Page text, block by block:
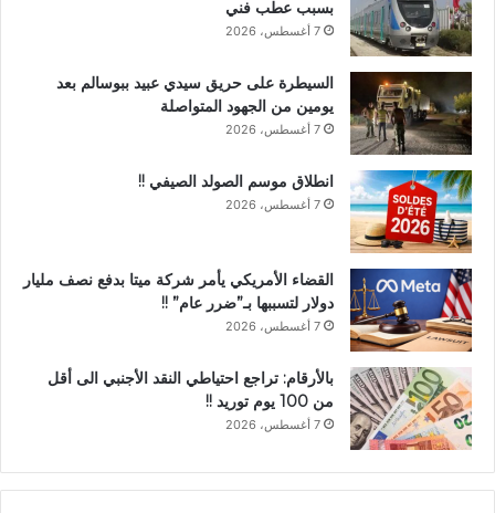
بسبب عطب فني
7 أغسطس، 2026
السيطرة على حريق سيدي عبيد ببوسالم بعد
يومين من الجهود المتواصلة
7 أغسطس، 2026
انطلاق موسم الصولد الصيفي !!
7 أغسطس، 2026
القضاء الأمريكي يأمر شركة ميتا بدفع نصف مليار
دولار لتسببها بـ”ضرر عام” !!
7 أغسطس، 2026
بالأرقام: تراجع احتياطي النقد الأجنبي الى أقل
من 100 يوم توريد !!
7 أغسطس، 2026